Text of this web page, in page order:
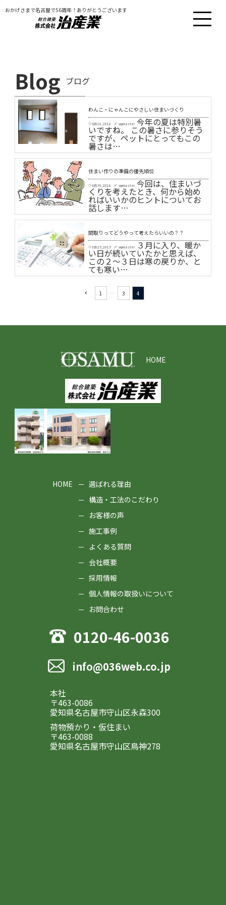
おかげさまで名古屋で56周年！ありがとうございます
Blog ブログ
わんこ・にゃんこにやさしい住まいづくり
schedule 8月 16, 2016 create wpmaster 今年の夏は特別暑
いですね。 この暑さに参りそう
ですが、ペットにとってもこの
暑さは…
住まい作りの準備の優先順位
schedule 4月 30, 2016 create wpmaster 今回は、住まいづ
くりを考えたとき、何から始め
ればいいかのヒントについてお
話します…
間取りってどうやって考えたらいいの？？
schedule 3月 25, 2015 create wpmaster ３月に入り、暖か
い日が続いていたかと思えば、
この２～３日は寒の戻りか、と
ても寒い…
navigate_before 1 … 3 4
HOME
HOME
選ばれる理由
構造・工法のこだわり
お客様の声
施工事例
よくある質問
会社概要
採用情報
個人情報の取扱いについて
お問合わせ
0120-46-0036
info@036web.co.jp
本社
〒463-0086
愛知県名古屋市守山区永森300
荷物預かり・仮住まい
〒463-0088
愛知県名古屋市守山区鳥神278